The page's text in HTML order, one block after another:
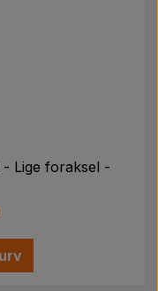
Lige foraksel -